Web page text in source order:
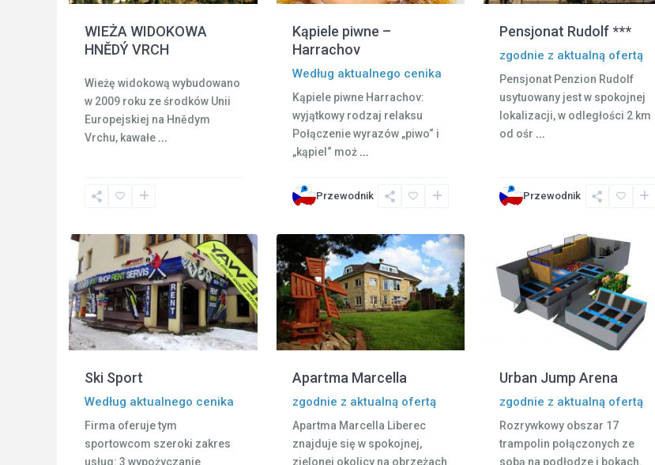
WIEŻA WIDOKOWA
HNĚDÝ VRCH
Wieżę widokową wybudowano
w 2009 roku ze środków Unii
Europejskiej na Hnědym
Vrchu, kawałe ...
Kąpiele piwne –
Harrachov
Według aktualnego cenika
Kąpiele piwne Harrachov:
wyjątkowy rodzaj relaksu
Połączenie wyrazów „piwo“ i
„kąpiel“ moż ...
Przewodnik
Pensjonat Rudolf ***
zgodnie z aktualną ofertą
Pensjonat Penzion Rudolf
usytuowany jest w spokojnej
lokalizacji, w odległości 2 km
od ośr ...
Przewodnik
nad
Ski Sport
Według aktualnego cenika
Firma oferuje tym
sportowcom szeroki zakres
usług: 3 wypożyczanie
Apartma Marcella
zgodnie z aktualną ofertą
Apartma Marcella Liberec
znajduje się w spokojnej,
zielonej okolicy na obrzeżach
Urban Jump Arena
zgodnie z aktualną ofertą
Rozrywkowy obszar 17
trampolin połączonych ze
sobą na podłodze i bokach.